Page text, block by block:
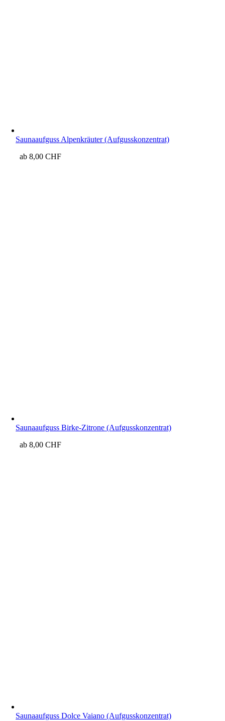
Saunaaufguss Alpenkräuter (Aufgusskonzentrat)
ab8,00CHF
Saunaaufguss Birke-Zitrone (Aufgusskonzentrat)
ab8,00CHF
Saunaaufguss Dolce Vaiano (Aufgusskonzentrat)